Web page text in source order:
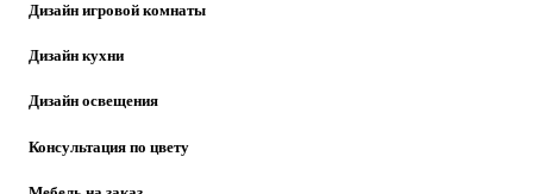
Дизайн игровой комнаты
Дизайн кухни
Дизайн освещения
Консультация по цвету